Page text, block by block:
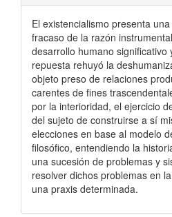
El existencialismo presenta
fracaso de la razón
desarrollo humano significativo
repuesta rehuyó la
objeto preso de relaciones
carentes de fines
por la interioridad, el ejercicio
del sujeto de construirse a sí
elecciones en base al modelo
filosófico, entendiendo la
una sucesión de problemas y
resolver dichos problemas en
una praxis determinada.